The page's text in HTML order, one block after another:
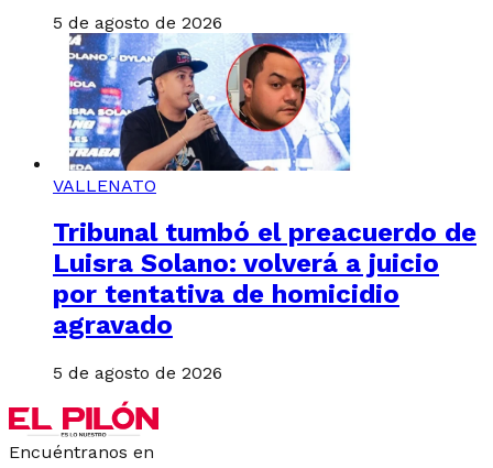
5 de agosto de 2026
VALLENATO
Tribunal tumbó el preacuerdo de
Luisra Solano: volverá a juicio
por tentativa de homicidio
agravado
5 de agosto de 2026
Encuéntranos en